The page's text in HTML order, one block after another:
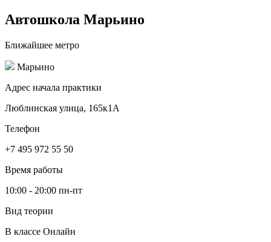
Автошкола Марьино
Ближайшее метро
Марьино
Адрес начала практики
Люблинская улица, 165к1А
Телефон
+7 495 972 55 50
Время работы
10:00 - 20:00 пн-пт
Вид теории
В классе Онлайн